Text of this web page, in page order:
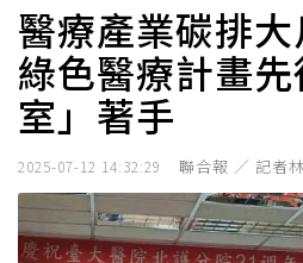
醫療產業碳排
綠色醫療計畫
室」著手
2025-07-12 14:32:29 聯合報 ／ 記者